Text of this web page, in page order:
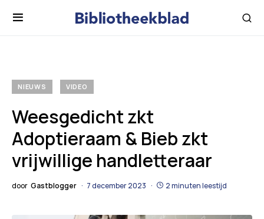
NIEUWS VIDEO
Weesgedicht zkt
Adoptieraam & Bieb zkt
vrijwillige handletteraar
door Gastblogger 7 december 2023 2 minuten leestijd